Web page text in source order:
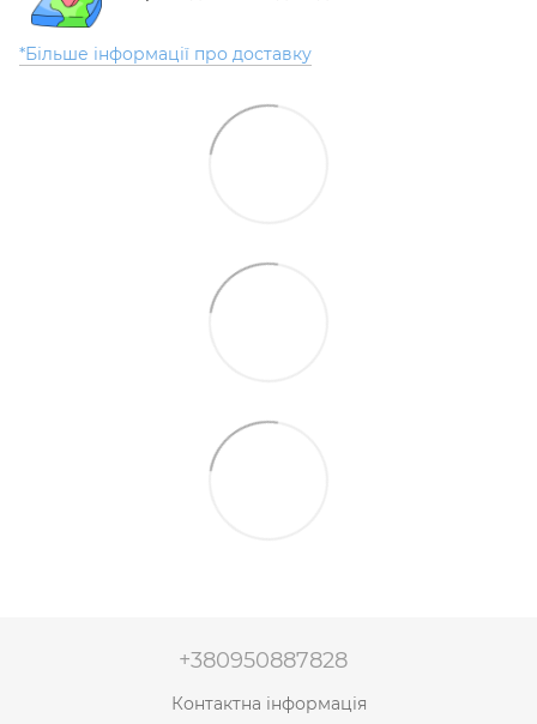
*Більше інформації про доставку
+380950887828
Контактна інформація